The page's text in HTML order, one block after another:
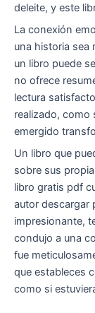
deleite, y este
La conexión
una historia sea
un libro puede
no ofrece
lectura
realizado, como
emergido
Un libro que
sobre sus
libro gratis pdf
autor descargar
impresionante,
condujo a una
fue
que estableces
como si